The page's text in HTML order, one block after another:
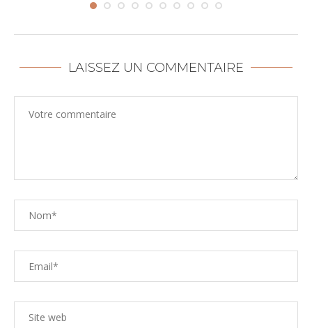
LAISSEZ UN COMMENTAIRE